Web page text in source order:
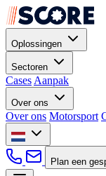
Oplossingen
Sectoren
Cases Aanpak
Over ons
Over ons Motorsport
Plan een